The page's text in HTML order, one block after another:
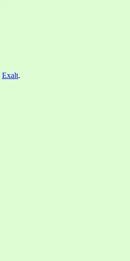
Exalt.